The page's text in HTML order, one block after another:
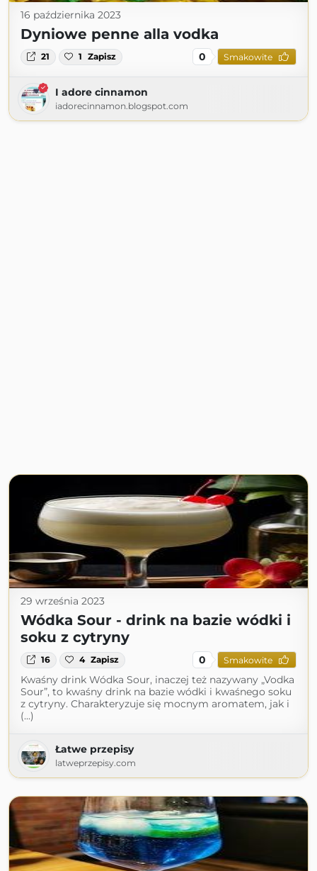
16 października 2023
Dyniowe penne alla vodka
21 1 Zapisz 0 Smakowite
I adore cinnamon
iadorecinnamon.blogspot.com
29 września 2023
Wódka Sour - drink na bazie wódki i
soku z cytryny
16 4 Zapisz 0 Smakowite
Kwaśny drink Wódka Sour, inaczej też nazywany „Vodka
Sour”, to kwaśny drink na bazie wódki i kwaśnego soku
z cytryny. Charakteryzuje się mocnym aromatem, jak i
(...)
Łatwe przepisy
latweprzepisy.com